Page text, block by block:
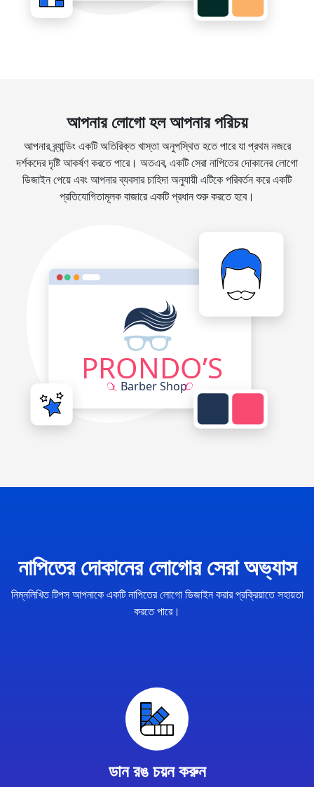
আপনার লোগো হল আপনার পরিচয়
আপনার ব্র্যান্ডিং একটি অতিরিক্ত খাস্তা অনুপস্থিত হতে পারে যা প্রথম নজরে
দর্শকদের দৃষ্টি আকর্ষণ করতে পারে। অতএব, একটি সেরা নাপিতের দোকানের লোগো
ডিজাইন পেয়ে এবং আপনার ব্যবসার চাহিদা অনুযায়ী এটিকে পরিবর্তন করে একটি
প্রতিযোগিতামূলক বাজারে একটি প্রধান শুরু করতে হবে।
নাপিতের দোকানের লোগোর সেরা অভ্যাস
নিম্নলিখিত টিপস আপনাকে একটি নাপিতের লোগো ডিজাইন করার প্রক্রিয়াতে সহায়তা
করতে পারে।
ডান রঙ চয়ন করুন